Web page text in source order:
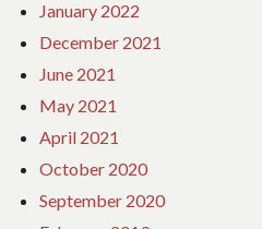
January 2022
December 2021
June 2021
May 2021
April 2021
October 2020
September 2020